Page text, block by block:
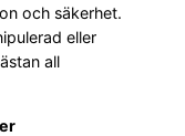
och säkerhet.
eller
all